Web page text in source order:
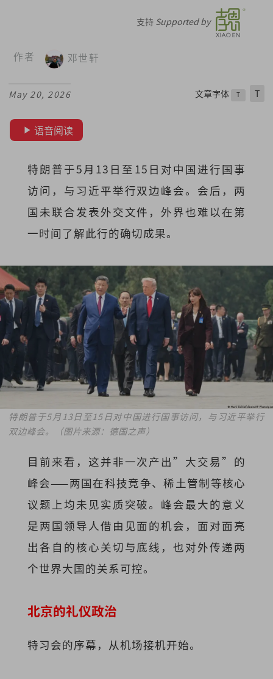
支持 Supported by
作者 邓世轩
May 20, 2026 文章字体 T T
语音阅读
特朗普于5月13日至15日对中国进行国事
访问，与习近平举行双边峰会。会后，两
国未联合发表外交文件，外界也难以在第
一时间了解此行的确切成果。
特朗普于5月13日至15日对中国进行国事访问，与习近平举行
双边峰会。
（图片来源：德国之声）
目前来看，这并非一次产出”大交易”的
峰会——两国在科技竞争、稀土管制等核心
议题上均未见实质突破。峰会最大的意义
是两国领导人借由见面的机会，面对面亮
出各自的核心关切与底线，也对外传递两
个世界大国的关系可控。
北京的礼仪政治
特习会的序幕，从机场接机开始。